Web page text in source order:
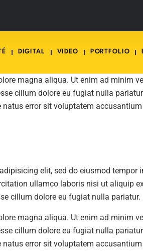
DIGITAL VIDEO PORTFOLIO
magna aliqua. Ut enim ad minim
cillum dolore eu fugiat nulla
error sit voluptatem
elit, sed do eiusmod
ullamco laboris nisi ut aliquip
cillum dolore eu fugiat nulla
magna aliqua. Ut enim ad minim
cillum dolore eu fugiat nulla
error sit voluptatem